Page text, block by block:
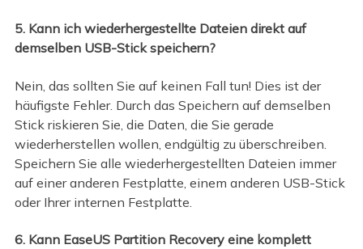
5. Kann ich wiederhergestellte Dateien direkt auf
demselben USB-Stick speichern?
Nein, das sollten Sie auf keinen Fall tun! Dies ist der
häufigste Fehler. Durch das Speichern auf demselben
Stick riskieren Sie, die Daten, die Sie gerade
wiederherstellen wollen, endgültig zu überschreiben.
Speichern Sie alle wiederhergestellten Dateien immer
auf einer anderen Festplatte, einem anderen USB-Stick
oder Ihrer internen Festplatte.
6. Kann EaseUS Partition Recovery eine komplett